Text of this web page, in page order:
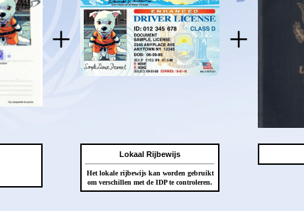
+ +
Lokaal Rijbewijs
Het lokale rijbewijs kan worden gebruikt
om verschillen met de IDP te controleren.